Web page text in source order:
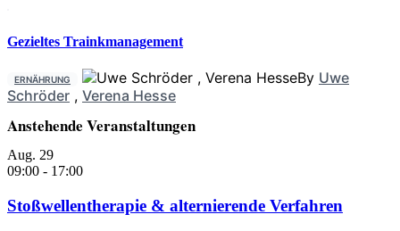
Gezieltes Trainkmanagement
ERNÄHRUNG By Uwe
Schröder , Verena Hesse
Anstehende Veranstaltungen
Aug. 29
09:00 - 17:00
Stoßwellentherapie & alternierende Verfahren